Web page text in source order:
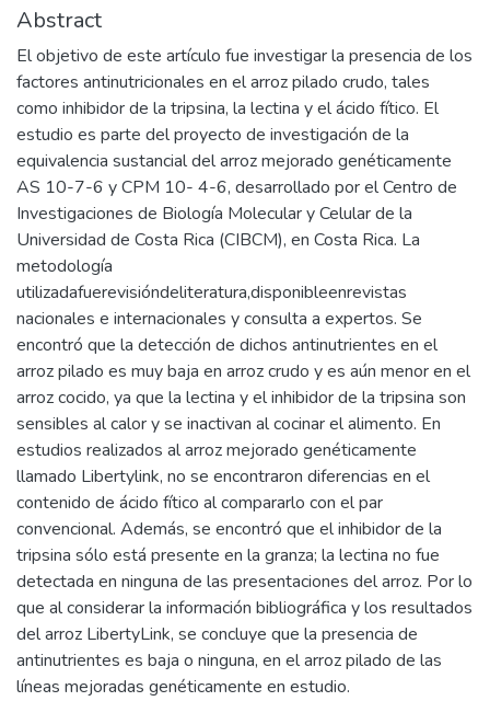
Abstract
El objetivo de este artículo fue investigar la presencia de los
factores antinutricionales en el arroz pilado crudo, tales
como inhibidor de la tripsina, la lectina y el ácido fítico. El
estudio es parte del proyecto de investigación de la
equivalencia sustancial del arroz mejorado genéticamente
AS 10-7-6 y CPM 10- 4-6, desarrollado por el Centro de
Investigaciones de Biología Molecular y Celular de la
Universidad de Costa Rica (CIBCM), en Costa Rica. La
metodología
utilizadafuerevisióndeliteratura,disponibleenrevistas
nacionales e internacionales y consulta a expertos. Se
encontró que la detección de dichos antinutrientes en el
arroz pilado es muy baja en arroz crudo y es aún menor en el
arroz cocido, ya que la lectina y el inhibidor de la tripsina son
sensibles al calor y se inactivan al cocinar el alimento. En
estudios realizados al arroz mejorado genéticamente
llamado Libertylink, no se encontraron diferencias en el
contenido de ácido fítico al compararlo con el par
convencional. Además, se encontró que el inhibidor de la
tripsina sólo está presente en la granza; la lectina no fue
detectada en ninguna de las presentaciones del arroz. Por lo
que al considerar la información bibliográfica y los resultados
del arroz LibertyLink, se concluye que la presencia de
antinutrientes es baja o ninguna, en el arroz pilado de las
líneas mejoradas genéticamente en estudio.